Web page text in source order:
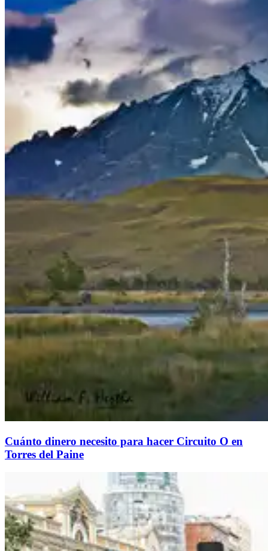
Cuánto dinero necesito para hacer Circuito O en
Torres del Paine